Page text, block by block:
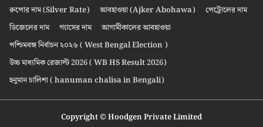
রুপোর দাম (Silver Rate)
আবহাওয়া (Ajker Abohawa)
পেট্রোলের দাম
ডিজেলের দাম
গ্যাসের দাম
আগামীকালের আবহাওয়া
পশ্চিমবঙ্গ নির্বাচন ২০২৬ ( West Bengal Election )
উচ্চ মাধ্যমিক রেজাল্ট 2026 ( WB HS Result 2026)
হনুমান চালিশা ( hanuman chalisa in Bengali)
Copyright © Hoodgen Private Limited